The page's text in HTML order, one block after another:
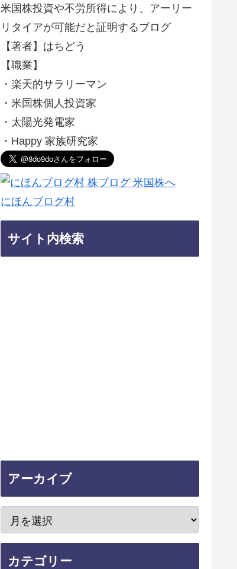
米国株投資や不労所得により、アーリー
リタイアが可能だと証明するブログ
【著者】はちどう
【職業】
・楽天的サラリーマン
・米国株個人投資家
・太陽光発電家
・Happy 家族研究家
にほんブログ村
サイト内検索
アーカイブ
カテゴリー